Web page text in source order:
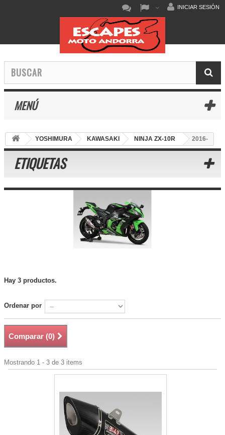
INICIAR SESIÓN
MENÚ
YOSHIMURA KAWASAKI NINJA ZX-10R 2016-
ETIQUETAS
Hay 3 productos.
Ordenar por
Comparar (0)
Mostrando 1 - 3 de 3 items